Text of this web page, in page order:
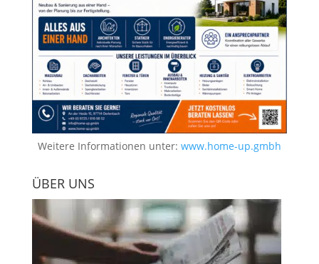
Weitere Informationen unter: www.home-up.gmbh
ÜBER UNS